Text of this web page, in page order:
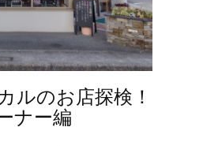
ルのお店探検！
ナー編